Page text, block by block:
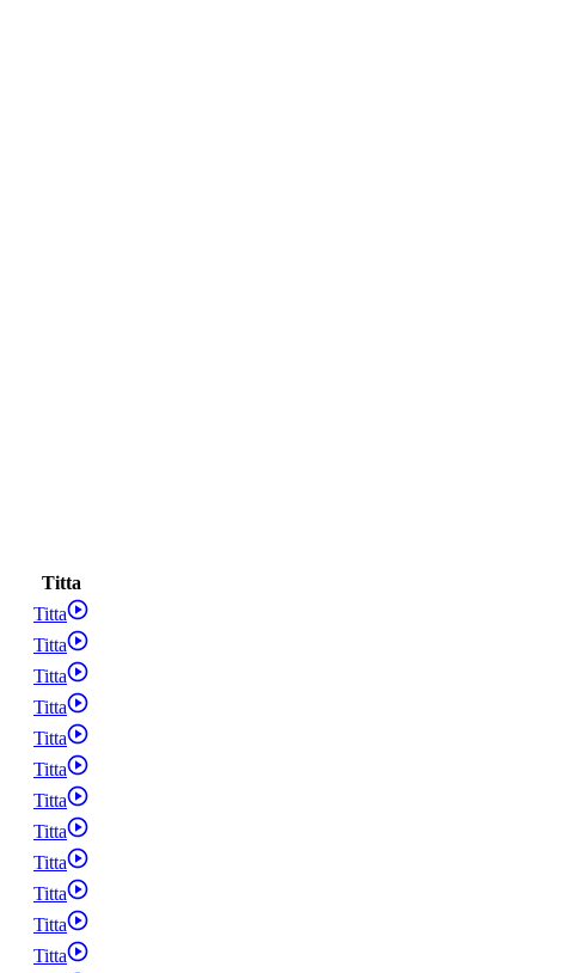
Titta
Titta
Titta
Titta
Titta
Titta
Titta
Titta
Titta
Titta
Titta
Titta
Titta